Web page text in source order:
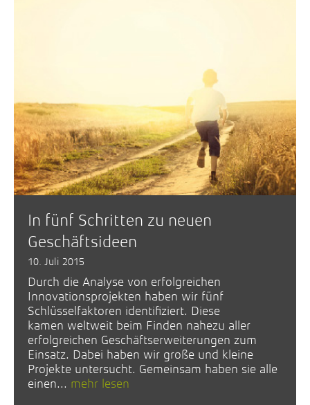
In fünf Schritten zu neuen
Geschäftsideen
10. Juli 2015
Durch die Analyse von erfolgreichen
Innovationsprojekten haben wir fünf
Schlüsselfaktoren identifiziert. Diese
kamen weltweit beim Finden nahezu aller
erfolgreichen Geschäftserweiterungen zum
Einsatz. Dabei haben wir große und kleine
Projekte untersucht. Gemeinsam haben sie alle
einen... mehr lesen